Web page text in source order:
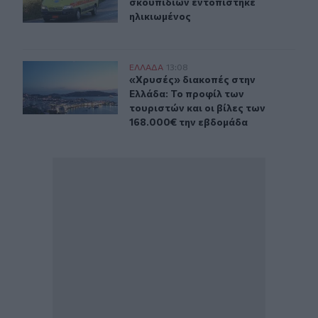
ηλικιωμένος
«Χρυσές» διακοπές στην Ελλάδα: Το προφίλ των
ΕΛΛAΔΑ 13:08
«Χρυσές» διακοπές στην Ελλάδα:
«Χρυσές» διακοπές στην
Ελλάδα: Το προφίλ των
τουριστών και οι βίλες των
168.000€ την εβδομάδα